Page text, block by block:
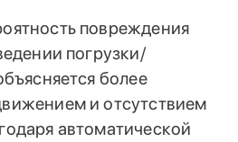
повреждения
погрузки/
более
и отсутствием
автоматической